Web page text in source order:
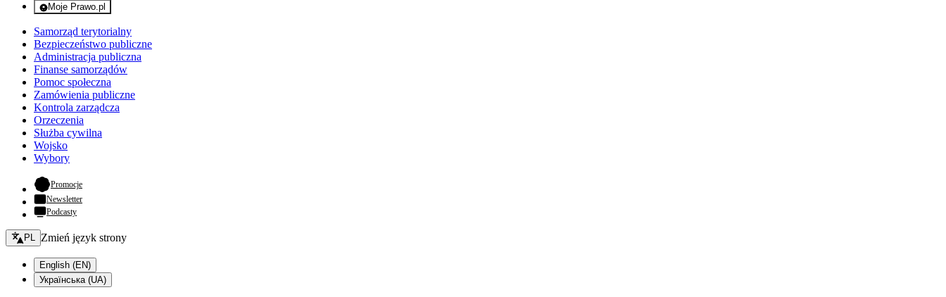
Moje Prawo.pl
- rejestracja i logowanie do serwisu
Samorząd terytorialny
Bezpieczeństwo publiczne
Administracja publiczna
Finanse samorządów
Pomoc społeczna
Zamówienia publiczne
Kontrola zarządcza
Orzeczenia
Służba cywilna
Wojsko
Wybory
Promocje- otwiera się w nowej karcie
Newsletter
Podcasty
Zmień język - bieżący:
PL Zmień język strony
English (EN)
Українська (UA)